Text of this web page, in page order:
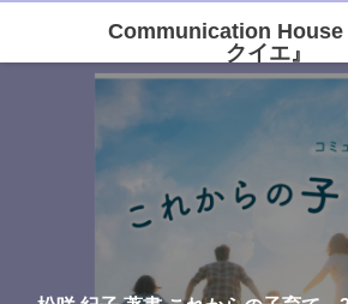
Communication
クイエ』